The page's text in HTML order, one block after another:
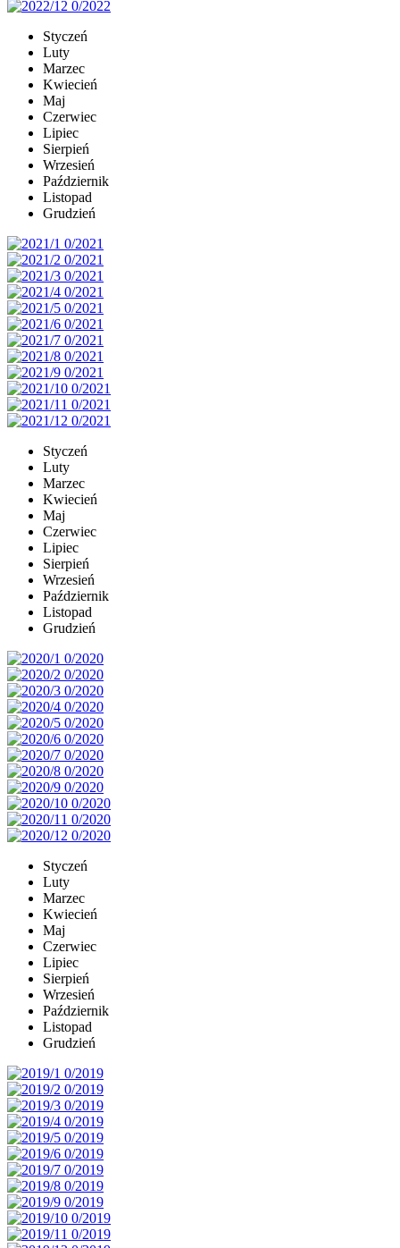
Styczeń
Luty
Marzec
Kwiecień
Maj
Czerwiec
Lipiec
Sierpień
Wrzesień
Październik
Listopad
Grudzień
Styczeń
Luty
Marzec
Kwiecień
Maj
Czerwiec
Lipiec
Sierpień
Wrzesień
Październik
Listopad
Grudzień
Styczeń
Luty
Marzec
Kwiecień
Maj
Czerwiec
Lipiec
Sierpień
Wrzesień
Październik
Listopad
Grudzień